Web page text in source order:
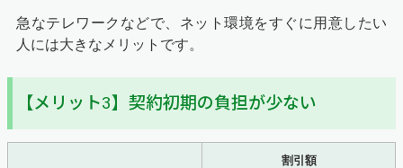
急なテレワークなどで、ネット環境をすぐに用意したい
人には大きなメリットです。
【メリット3】契約初期の負担が少ない
割引額